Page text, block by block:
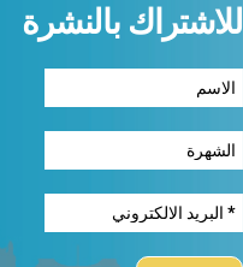
للاشتراك بالنشرة